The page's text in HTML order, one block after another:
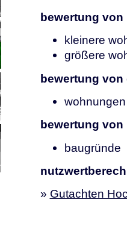
bewertung
kleinere
größere
bewertung
wohnungen
bewertung
baugründe
» Gutachten